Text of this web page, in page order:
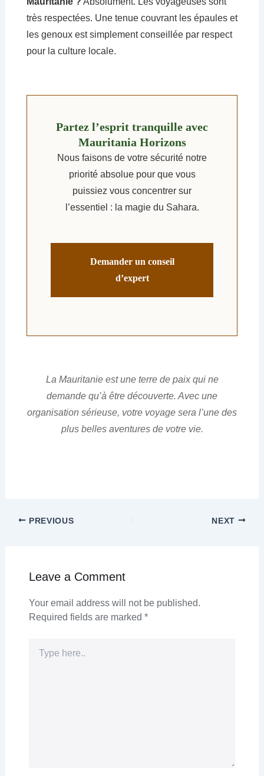
très respectées. Une tenue couvrant les épaules et
les genoux est simplement conseillée par respect
pour la culture locale.
Partez l’esprit tranquille avec
Mauritania Horizons
Nous faisons de votre sécurité notre
priorité absolue pour que vous
puissiez vous concentrer sur
l’essentiel : la magie du Sahara.
Demander un conseil
d’expert
La Mauritanie est une terre de paix qui ne
demande qu’à être découverte. Avec une
organisation sérieuse, votre voyage sera l’une des
plus belles aventures de votre vie.
PREVIOUS NEXT
Leave a Comment
Your email address will not be published.
Required fields are marked *
here..